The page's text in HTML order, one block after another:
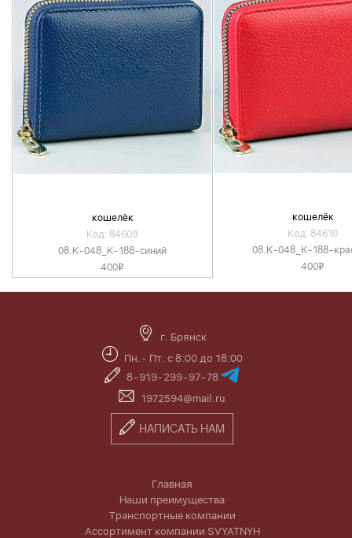
кошелёк
Код: 84609
08.K-048_K-188-синий
400v
кошелёк
Код: 84610
08.K-048_K-188-
400v
г. Брянск
Пн.- Пт. с 8:00 до 18:00
8-919-299-97-78
1972594@mail.ru
НАПИСАТЬ НАМ
Главная
Наши преимущества
Транспортные компании
Ассортимент компании SVYATNYH